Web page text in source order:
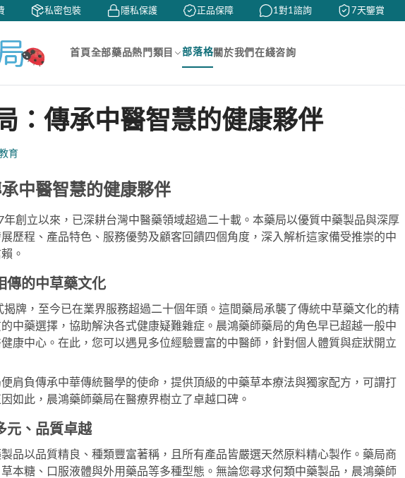
私密包裝 隱私保護 正品保障 1對1諮詢 7天鑒賞
首頁全部藥品熱門類目 部落格關於我們在綫咨詢
：傳承中醫智慧的健康夥伴
育
中醫智慧的健康夥伴
創立以來，已深耕台灣中醫藥領域超過二十載。本藥局以優質中藥製品與深厚
歷程、產品特色、服務優勢及顧客回饋四個角度，深入解析這家備受推崇的中
。
傳的中草藥文化
牌，至今已在業界服務超過二十個年頭。這間藥局承襲了傳統中草藥文化的精
中藥選擇，協助解決各式健康疑難雜症。晨鴻藥師藥局的角色早已超越一般中
康中心。在此，您可以遇見多位經驗豐富的中醫師，針對個人體質與症狀開立
肩負傳承中華傳統醫學的使命，提供頂級的中藥草本療法與獨家配方，可謂打
如此，晨鴻藥師藥局在醫療界樹立了卓越口碑。
元、品質卓越
品以品質精良、種類豐富著稱，且所有產品皆嚴選天然原料精心製作。藥局商
本糖、口服液體與外用藥品等多種型態。無論您尋求何類中藥製品，晨鴻藥師